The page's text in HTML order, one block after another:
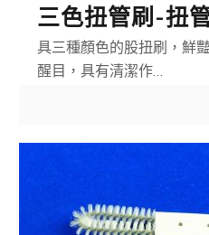
三色扭管刷-扭
具三種顏色的股扭刷，鮮
醒目，具有清潔作…